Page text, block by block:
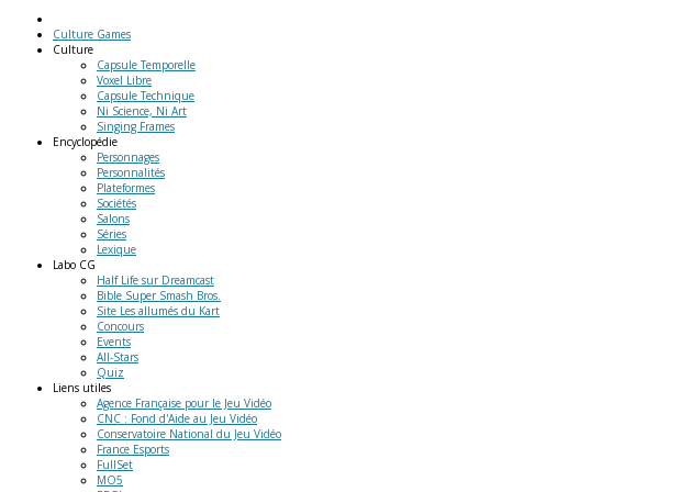
Culture Games
Culture
Capsule Temporelle
Voxel Libre
Capsule Technique
Ni Science, Ni Art
Singing Frames
Encyclopédie
Personnages
Personnalités
Plateformes
Sociétés
Salons
Séries
Lexique
Labo CG
Half Life sur Dreamcast
Bible Super Smash Bros.
Site Les allumés du Kart
Concours
Events
All-Stars
Quiz
Liens utiles
Agence Française pour le Jeu Vidéo
CNC : Fond d'Aide au Jeu Vidéo
Conservatoire National du Jeu Vidéo
France Esports
FullSet
MO5